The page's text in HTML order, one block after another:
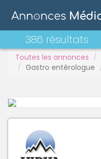
Toutes les annonces
Gastro entérologue
386 résultats